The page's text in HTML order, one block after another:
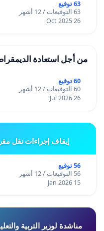
63 توقيع
63 التوقيعات / 12 أشهر
26 Oct 2025
من أجل استعادة
60 توقيع
60 التوقيعات / 12 أشهر
26 Jul 2026
إيقاف إجراءات نقل
56 توقيع
56 التوقيعات / 12 أشهر
15 Jan 2026
مناشدة لوزير التربية